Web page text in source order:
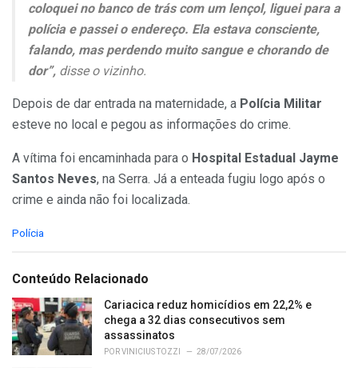
coloquei no banco de trás com um lençol, liguei para a
polícia e passei o endereço. Ela estava consciente,
falando, mas perdendo muito sangue e chorando de
dor”, disse o vizinho.
Depois de dar entrada na maternidade, a Polícia Militar
esteve no local e pegou as informações do crime.
A vítima foi encaminhada para o Hospital Estadual Jayme
Santos Neves, na Serra. Já a enteada fugiu logo após o
crime e ainda não foi localizada.
C
e
o
r
i
e
Polícia
Conteúdo Relacionado
Cariacica reduz homicídios em 22,2% e
chega a 32 dias consecutivos sem
assassinatos
PORVINICIUS TOZZI 28/07/2026